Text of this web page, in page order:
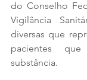
do Conselho
Vigilância
diversas que
pacientes
substância.